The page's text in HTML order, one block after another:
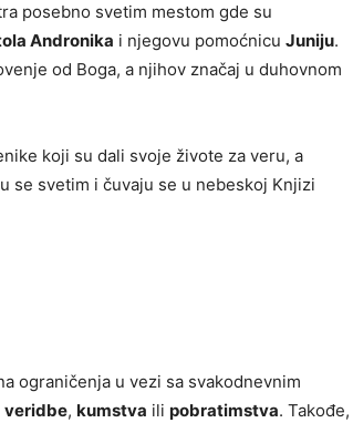
posebno svetim mestom gde su
Andronika i njegovu pomoćnicu Juniju.
od Boga, a njihov značaj u duhovnom
koji su dali svoje živote za veru, a
se svetim i čuvaju se u nebeskoj Knjizi
ograničenja u vezi sa svakodnevnim
veridbe, kumstva ili pobratimstva. Takođe,